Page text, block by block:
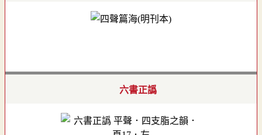
六書正譌